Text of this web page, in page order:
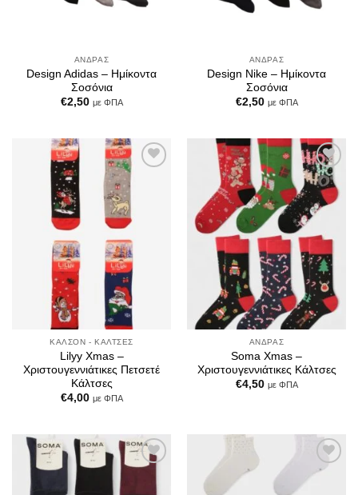
ΆΝΔΡΑΣ
Design Adidas – Ημίκοντα
Σοσόνια
€2,50 με ΦΠΑ
ΆΝΔΡΑΣ
Design Nike – Ημίκοντα
Σοσόνια
€2,50 με ΦΠΑ
Wishlist
ΚΑΛΣΌΝ - ΚΆΛΤΣΕΣ
Lilyy Xmas –
Χριστουγεννιάτικες Πετσετέ
Κάλτσες
€4,00 με ΦΠΑ
Add to
Wishlist
ΆΝΔΡΑΣ
Soma Xmas –
Χριστουγεννιάτικες Κάλτσες
€4,50 με ΦΠΑ
Wishlist
Add to